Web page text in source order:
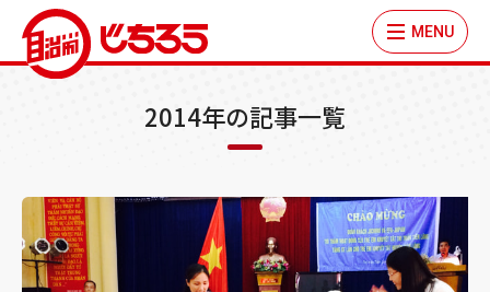
MENU
2014年の記事一覧